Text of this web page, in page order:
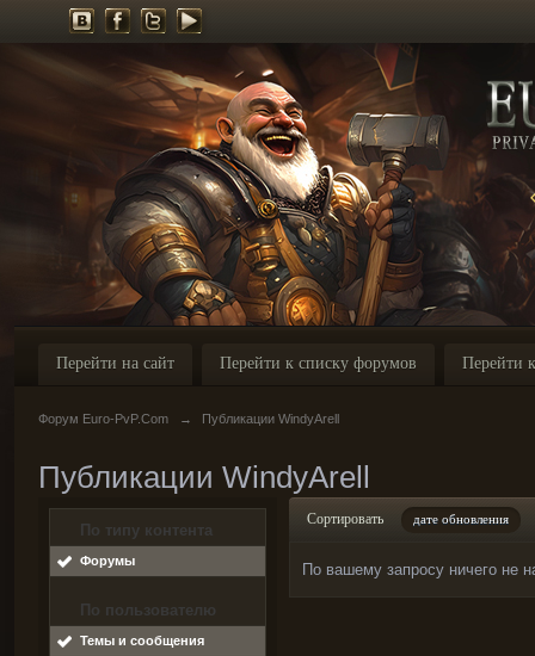
Перейти на сайт Перейти к списку форумов Перейти
Форум Euro-PvP.Com → Публикации WindyArell
Публикации WindyArell
По типу контента
Форумы
По пользователю
Темы и сообщения
Сортировать дате обновления
По вашему запросу ничего не